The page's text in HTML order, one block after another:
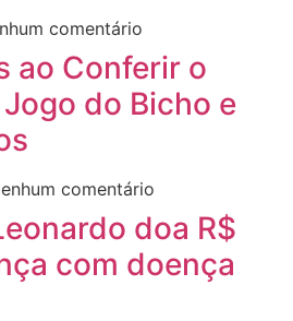
comentário
ao Conferir o
do Bicho e
comentário
doa R$
com doença